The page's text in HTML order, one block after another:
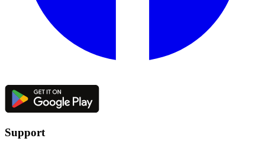
Support